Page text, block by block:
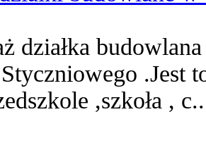
działka
.Jest
,szkoła ,